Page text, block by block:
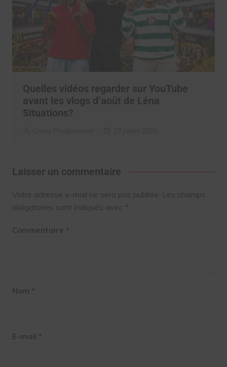
Quelles vidéos regarder sur YouTube
avant les vlogs d’août de Léna
Situations?
Laisser un commentaire
Votre adresse e-mail ne sera pas publiée. Les champs
obligatoires sont indiqués avec *
Commentaire *
Nom *
E-mail *